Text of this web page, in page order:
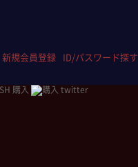
新規会員登録 ID/パスワード探す